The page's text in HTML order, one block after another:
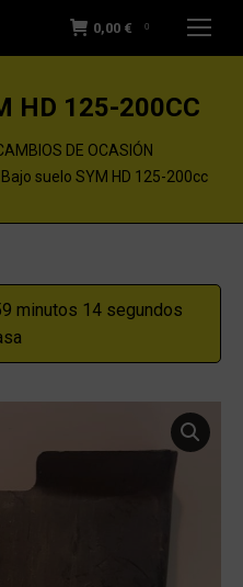
0,00 € 0
HD 125-200CC
DE OCASIÓN
Bajo suelo SYM HD 125-200cc
minutos 14 segundos